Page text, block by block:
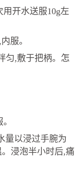
开水送服10g左
服。
,敷于把柄。怎
以浸过手腕为
浸泡半小时后,痛